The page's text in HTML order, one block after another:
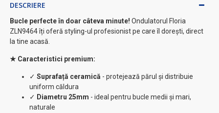
DESCRIERE
Bucle perfecte în doar câteva minute! Ondulatorul Floria
ZLN9464 îți oferă styling-ul profesionist pe care îl dorești, direct
la tine acasă.
★ Caracteristici premium:
✓ Suprafață ceramică - protejează părul și distribuie
uniform căldura
✓ Diametru 25mm - ideal pentru bucle medii și mari,
naturale